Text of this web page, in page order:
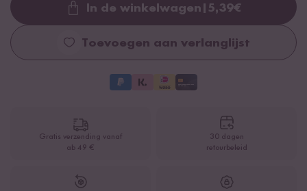
Loading...
In de winkelwagen 5,39€
Toevoegen aan verlanglijst
Gratis verzending vanaf
ab 49 €
30 dagen
retourbeleid